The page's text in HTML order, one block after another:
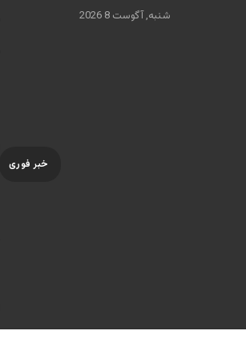
شنبه, آگوست 8 2026
خبر فوری